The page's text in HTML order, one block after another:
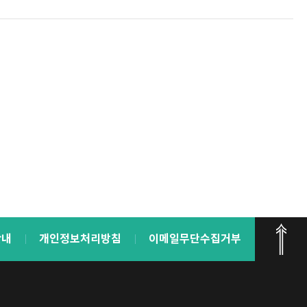
개인정보처리방침 이메일무단수집거부